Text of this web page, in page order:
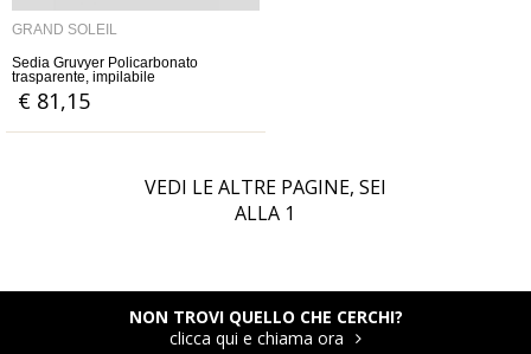
GRAND SOLEIL
Sedia Gruvyer Policarbonato
trasparente, impilabile
€ 81,15
VEDI LE ALTRE PAGINE, SEI
ALLA 1
NON TROVI QUELLO CHE CERCHI?
clicca qui e chiama ora